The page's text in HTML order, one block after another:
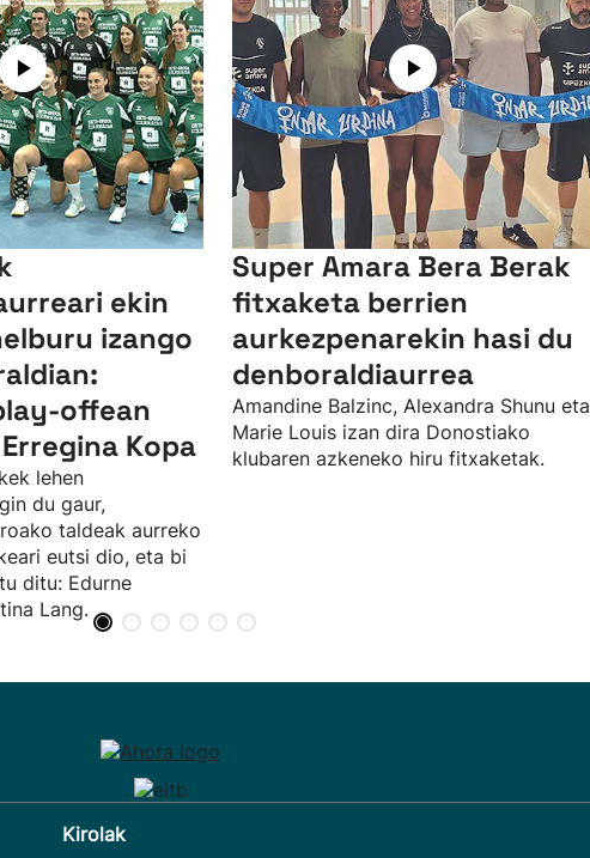
ekin
izango
offean
Kopa
lehen
du gaur,
taldeak aurreko
eutsi dio, eta bi
ditu: Edurne
Lang.
Super Amara Bera Berak
fitxaketa berrien
aurkezpenarekin hasi du
denboraldiaurrea
Amandine Balzinc, Alexandra Shunu eta
Marie Louis izan dira Donostiako
klubaren azkeneko hiru fitxaketak.
Kirolak